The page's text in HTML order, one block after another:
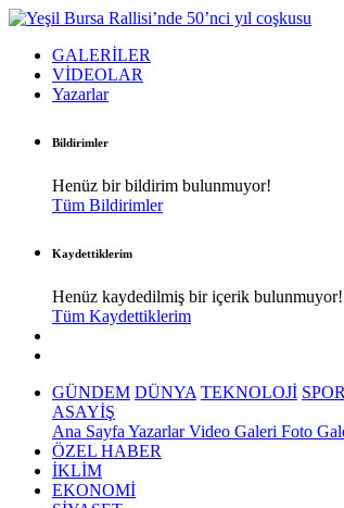
GALERİLER
VİDEOLAR
Yazarlar
Bildirimler
Henüz bir bildirim bulunmuyor!
Tüm Bildirimler
Kaydettiklerim
Henüz kaydedilmiş bir içerik bulunmuyor!
Tüm Kaydettiklerim
GÜNDEM DÜNYA TEKNOLOJİ SPOR
ASAYİŞ
Ana Sayfa YazarlarVideo Galeri Foto
ÖZEL HABER
İKLİM
EKONOMİ